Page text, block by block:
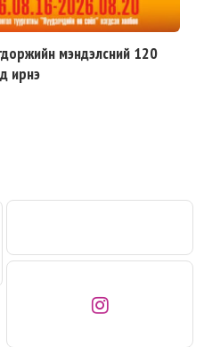
мэндэлсний 120
ирнэ